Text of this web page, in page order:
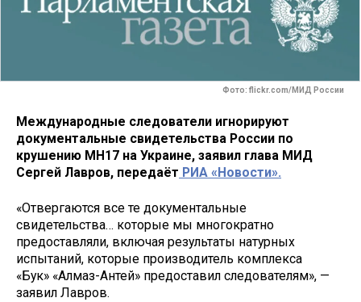
Фото: flickr.com/МИД России
Международные следователи игнорируют
документальные свидетельства России по
крушению MH17 на Украине, заявил глава МИД
Сергей Лавров, передаёт РИА «Новости».
«Отвергаются все те документальные
свидетельства… которые мы многократно
предоставляли, включая результаты натурных
испытаний, которые производитель комплекса
«Бук» «Алмаз-Антей» предоставил следователям», —
заявил Лавров.